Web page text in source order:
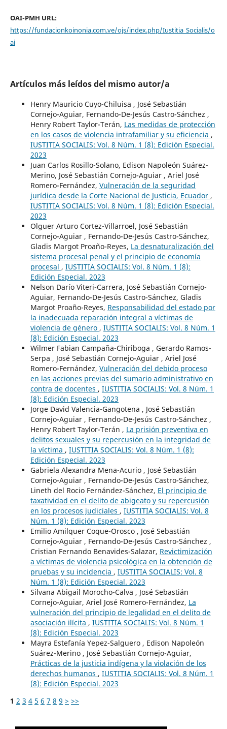
OAI-PMH URL:
https://fundacionkoinonia.com.ve/ojs/index.php/Iustitia_Socialis/o
ai
Artículos más leídos del mismo autor/a
Henry Mauricio Cuyo-Chiluisa , José Sebastián
Cornejo-Aguiar, Fernando-De-Jesús Castro-Sánchez ,
Henry Robert Taylor-Terán, Las medidas de protección
en los casos de violencia intrafamiliar y su eficiencia ,
IUSTITIA SOCIALIS: Vol. 8 Núm. 1 (8): Edición Especial.
2023
Juan Carlos Rosillo-Solano, Edison Napoleón Suárez-
Merino, José Sebastián Cornejo-Aguiar , Ariel José
Romero-Fernández, Vulneración de la seguridad
jurídica desde la Corte Nacional de Justicia, Ecuador ,
IUSTITIA SOCIALIS: Vol. 8 Núm. 1 (8): Edición Especial.
2023
Olguer Arturo Cortez-Villarroel, José Sebastián
Cornejo-Aguiar , Fernando-De-Jesús Castro-Sánchez,
Gladis Margot Proaño-Reyes, La desnaturalización del
sistema procesal penal y el principio de economía
procesal , IUSTITIA SOCIALIS: Vol. 8 Núm. 1 (8):
Edición Especial. 2023
Nelson Darío Viteri-Carrera, José Sebastián Cornejo-
Aguiar, Fernando-De-Jesús Castro-Sánchez, Gladis
Margot Proaño-Reyes, Responsabilidad del estado por
la inadecuada reparación integral a víctimas de
violencia de género , IUSTITIA SOCIALIS: Vol. 8 Núm. 1
(8): Edición Especial. 2023
Wilmer Fabian Campaña-Chiriboga , Gerardo Ramos-
Serpa , José Sebastián Cornejo-Aguiar , Ariel José
Romero-Fernández, Vulneración del debido proceso
en las acciones previas del sumario administrativo en
contra de docentes , IUSTITIA SOCIALIS: Vol. 8 Núm. 1
(8): Edición Especial. 2023
Jorge David Valencia-Gangotena , José Sebastián
Cornejo-Aguiar , Fernando-De-Jesús Castro-Sánchez ,
Henry Robert Taylor-Terán , La prisión preventiva en
delitos sexuales y su repercusión en la integridad de
la víctima , IUSTITIA SOCIALIS: Vol. 8 Núm. 1 (8):
Edición Especial. 2023
Gabriela Alexandra Mena-Acurio , José Sebastián
Cornejo-Aguiar , Fernando-De-Jesús Castro-Sánchez,
Lineth del Rocio Fernández-Sánchez, El principio de
taxatividad en el delito de abigeato y su repercusión
en los procesos judiciales , IUSTITIA SOCIALIS: Vol. 8
Núm. 1 (8): Edición Especial. 2023
Emilio Amilquer Coque-Orosco , José Sebastián
Cornejo-Aguiar , Fernando-De-Jesús Castro-Sánchez ,
Cristian Fernando Benavides-Salazar, Revictimización
a víctimas de violencia psicológica en la obtención de
pruebas y su incidencia , IUSTITIA SOCIALIS: Vol. 8
Núm. 1 (8): Edición Especial. 2023
Silvana Abigail Morocho-Calva , José Sebastián
Cornejo-Aguiar, Ariel José Romero-Fernández, La
vulneración del principio de legalidad en el delito de
asociación ilícita , IUSTITIA SOCIALIS: Vol. 8 Núm. 1
(8): Edición Especial. 2023
Mayra Estefanía Yepez-Salguero , Edison Napoleón
Suárez-Merino , José Sebastián Cornejo-Aguiar,
Prácticas de la justicia indígena y la violación de los
derechos humanos , IUSTITIA SOCIALIS: Vol. 8 Núm. 1
(8): Edición Especial. 2023
1 2 3 4 5 6 7 8 9 > >>